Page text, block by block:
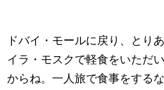
ドバイ・モールに戻り、とり
イラ・モスクで軽食をいただ
からね。一人旅で食事をする